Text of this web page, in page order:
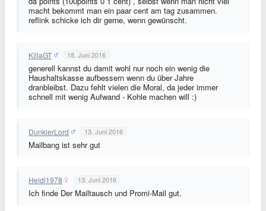
macht bekommt man ein paar cent am tag zusammen.
reflink schicke ich dir gerne, wenn gewünscht.
KillaGT 18. Juni 2016
generell kannst du damit wohl nur noch ein wenig die
Haushaltskasse aufbessern wenn du über Jahre
dranbleibst. Dazu fehlt vielen die Moral, da jeder immer
schnell mit wenig Aufwand - Kohle machen will :)
DunklerLord 13. Juni 2016
Mailbang ist sehr gut
Heidi1978 13. Juni 2016
Ich finde Der Mailtausch und Promi-Mail gut.